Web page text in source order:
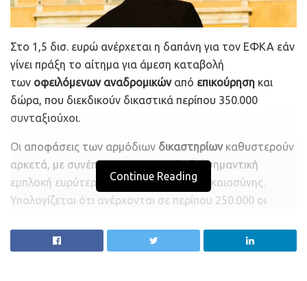
Στο 1,5 δισ. ευρώ ανέρχεται η δαπάνη για τον ΕΦΚΑ εάν
γίνει πράξη το αίτημα για άμεση καταβολή
των οφειλόμενων αναδρομικώναπό επικούρηση και
δώρα, που διεκδικούν δικαστικά περίπου 350.000
συνταξιούχοι.
Οι αποφάσεις των αρμόδιων δικαστηρίωνκαθυστερούν
αρκετά, με συνέπεια να έχει προκληθεί σημαντική
εμπλοκή ευρύτερα στην απονομή της δικαιοσύνης.
Υπολογίζεται ότι ανέρχονται σε περίπου 250.000 οι
τελεσίδικες αποφάσεις γι’ αυτές, ώστε σε περίπτωση
θετικού αποτελέσματος να λάβουν οι αιτούντες τα
Continue Reading